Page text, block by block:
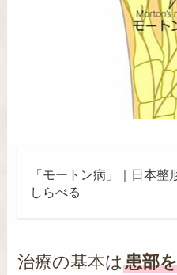
「モートン病」｜日本
しらべる
治療の基本は患部